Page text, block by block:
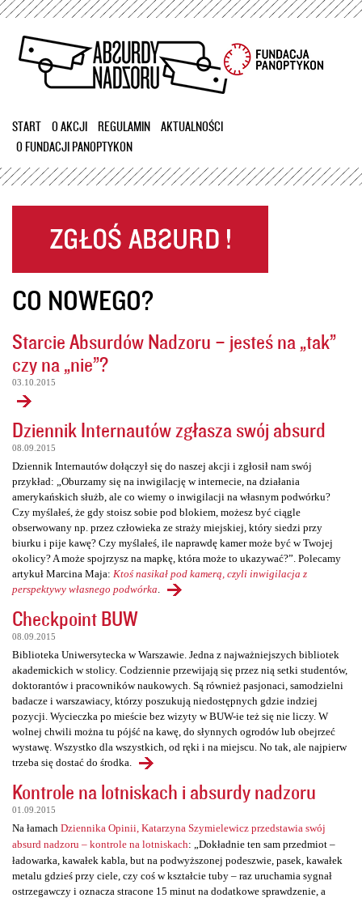
Przejdź
treści
START O AKCJI REGULAMIN
AKTUALNOŚCI
O FUNDACJI PANOPTYKON
CO NOWEGO?
Starcie Absurdów Nadzoru – jesteś na „tak”
czy na „nie”?
03.10.2015
Dziennik Internautów zgłasza swój absurd
08.09.2015
Dziennik Internautów dołączył się do naszej akcji i zgłosił nam swój
przykład: „Oburzamy się na inwigilację w internecie, na działania
amerykańskich służb, ale co wiemy o inwigilacji na własnym podwórku?
Czy myślałeś, że gdy stoisz sobie pod blokiem, możesz być ciągle
obserwowany np. przez człowieka ze straży miejskiej, który siedzi przy
biurku i pije kawę? Czy myślałeś, ile naprawdę kamer może być w Twojej
okolicy? A może spojrzysz na mapkę, która może to ukazywać?”. Polecamy
artykuł Marcina Maja: Ktoś nasikał pod kamerą, czyli inwigilacja z
perspektywy własnego podwórka
Checkpoint BUW
08.09.2015
Biblioteka Uniwersytecka w Warszawie. Jedna z najważniejszych bibliotek
akademickich w stolicy. Codziennie przewijają się przez nią setki studentów,
doktorantów i pracowników naukowych. Są również pasjonaci, samodzielni
badacze i warszawiacy, którzy poszukują niedostępnych gdzie indziej
pozycji. Wycieczka po mieście bez wizyty w BUW-ie też się nie liczy. W
wolnej chwili można tu pójść na kawę, do słynnych ogrodów lub obejrzeć
wystawę. Wszystko dla wszystkich, od ręki i na miejscu. No tak, ale najpierw
trzeba się dostać do środka.
Kontrole na lotniskach i absurdy nadzoru
01.09.2015
Na łamach Dziennika Opinii, Katarzyna Szymielewicz przedstawia swój
absurd nadzoru – kontrole na lotniskach: „Dokładnie ten sam przedmiot –
ładowarka, kawałek kabla, but na podwyższonej podeszwie, pasek, kawałek
metalu gdzieś przy ciele, czy coś w kształcie tuby – raz uruchamia sygnał
ostrzegawczy i oznacza stracone 15 minut na dodatkowe sprawdzenie, a